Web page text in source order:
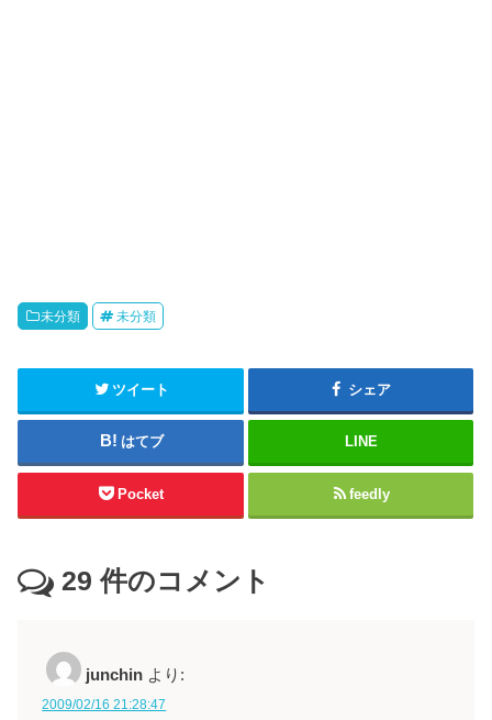
未分類 未分類
ツイート シェア
はてブ LINE
Pocket feedly
29 件のコメント
junchin より:
2009/02/16 21:28:47